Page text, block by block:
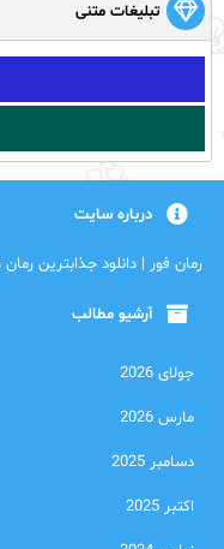
تبلیغات متنی
درباره سایت
رمان فور | دانلود جذابترین رمان
آرشیو مطالب
جولای 2026
مارس 2026
دسامبر 2025
اکتبر 2025